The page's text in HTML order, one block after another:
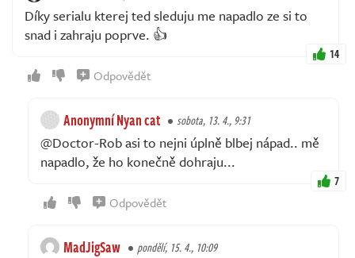
Díky serialu kterej ted sleduju me napadlo ze si to
snad i zahraju poprve. 👍
14
Odpovědět
Anonymní Nyan cat sobota, 13. 4., 9:31
@Doctor-Rob asi to nejni úplně blbej nápad.. mě
napadlo, že ho konečně dohraju...
7
Odpovědět
MadJigSaw pondělí, 15. 4., 10:09